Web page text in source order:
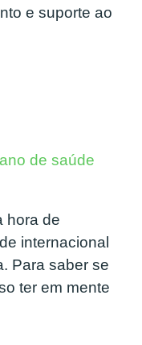
e suporte ao
de saúde
hora de
internacional
Para saber se
ter em mente